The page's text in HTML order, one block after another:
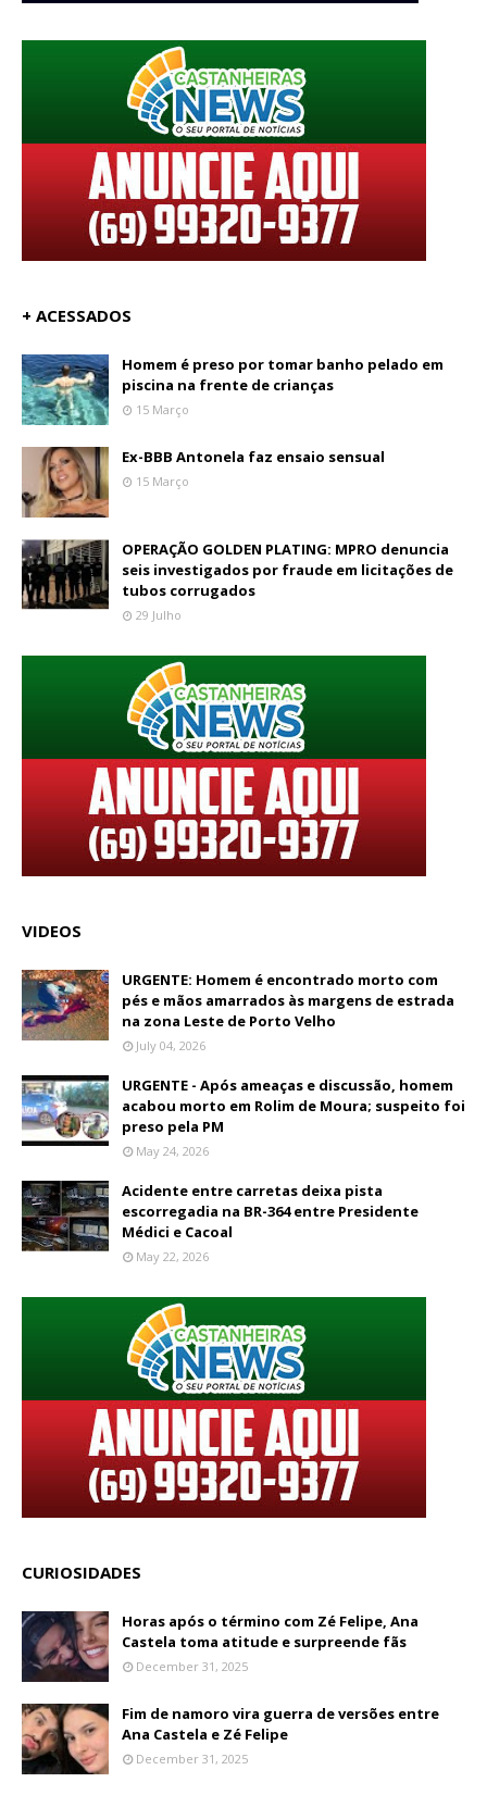
+ ACESSADOS
Homem é preso por tomar banho pelado em
piscina na frente de crianças
15 Março
Ex-BBB Antonela faz ensaio sensual
15 Março
OPERAÇÃO GOLDEN PLATING: MPRO denuncia
seis investigados por fraude em licitações de
tubos corrugados
29 Julho
VIDEOS
URGENTE: Homem é encontrado morto com
pés e mãos amarrados às margens de estrada
na zona Leste de Porto Velho
July 04, 2026
URGENTE - Após ameaças e discussão, homem
acabou morto em Rolim de Moura; suspeito foi
preso pela PM
May 24, 2026
Acidente entre carretas deixa pista
escorregadia na BR-364 entre Presidente
Médici e Cacoal
May 22, 2026
CURIOSIDADES
Horas após o término com Zé Felipe, Ana
Castela toma atitude e surpreende fãs
December 31, 2025
Fim de namoro vira guerra de versões entre
Ana Castela e Zé Felipe
December 31, 2025